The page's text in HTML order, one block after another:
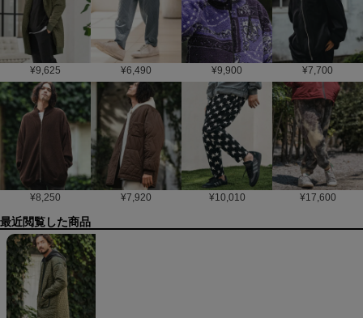
¥9,625 ¥6,490 ¥9,900 ¥7,700
¥8,250 ¥7,920 ¥10,010 ¥17,600
最近閲覧した商品